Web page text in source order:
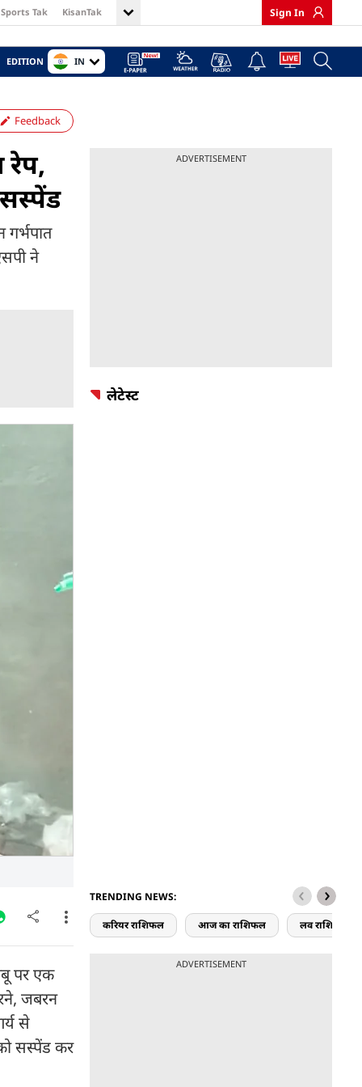
Sports Tak KisanTak Sign In
EDITION IN
Feedback
रेप,
ने
पर एक
जबरन
से
सस्पेंड कर
ADVERTISEMENT
लेटेस्ट
TRENDING NEWS:
करियर राशिफल आज का राशिफल लव राशिफल
ADVERTISEMENT